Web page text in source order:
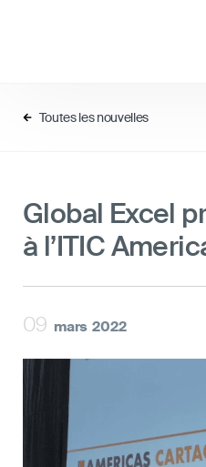
Toutes les nouvelles
Global Excel
à l’ITIC
09 mars 2022